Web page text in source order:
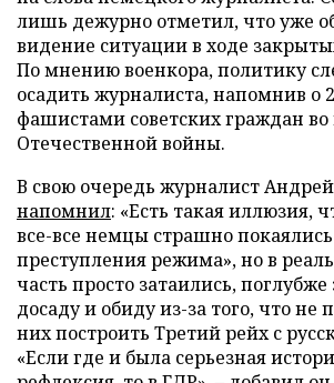
лишь дежурно отметил, что уже
видение ситуации в ходе
По мнению военкора, политику
осадить журналиста, напомнив о
фашистами советских граждан
Отечественной войны.
В свою очередь журналист
напомнил: «Есть такая иллюзия,
все-все немцы страшно
преступления режима», но в
часть просто затаились, поглубже
досаду и обиду из-за того, что не
них построить Третий рейх с
«Если где и была серьезная